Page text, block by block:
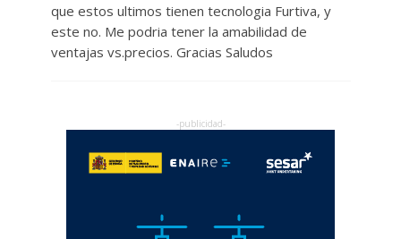
que estos ultimos tienen tecnologia Furtiva, y
este no. Me podria tener la amabilidad de
ventajas vs.precios. Gracias Saludos